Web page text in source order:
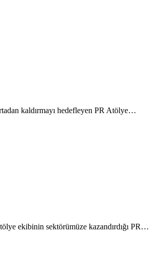
kaldırmayı hedefleyen PR Atölye…
ekibinin sektörümüze kazandırdığı PR…